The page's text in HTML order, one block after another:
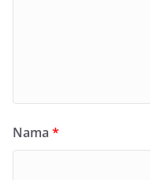
Nama *